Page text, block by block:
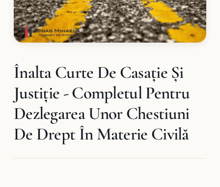
Înalta Curte De Casaţie Şi
Justiţie - Completul Pentru
Dezlegarea Unor Chestiuni
De Drept În Materie Civilă